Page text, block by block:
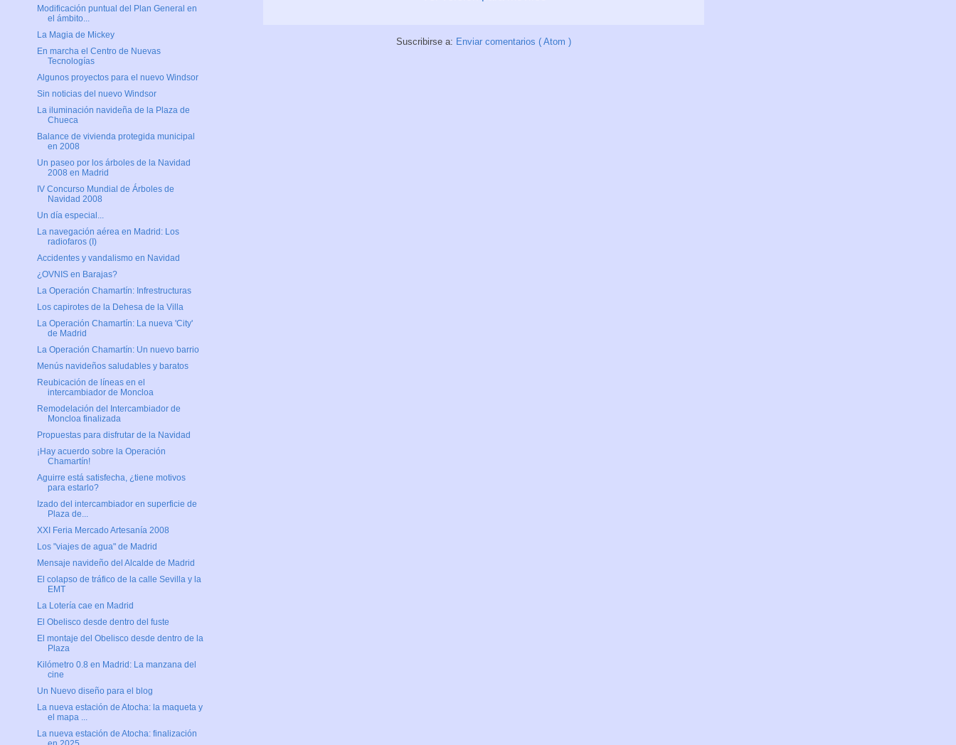
Suscribirse a: Enviar comentarios ( Atom )
Modificación puntual del Plan General en
el ámbito...
La Magia de Mickey
En marcha el Centro de Nuevas
Tecnologías
Algunos proyectos para el nuevo Windsor
Sin noticias del nuevo Windsor
La iluminación navideña de la Plaza de
Chueca
Balance de vivienda protegida municipal
en 2008
Un paseo por los árboles de la Navidad
2008 en Madrid
IV Concurso Mundial de Árboles de
Navidad 2008
Un día especial...
La navegación aérea en Madrid: Los
radiofaros (I)
Accidentes y vandalismo en Navidad
¿OVNIS en Barajas?
La Operación Chamartín: Infrestructuras
Los capirotes de la Dehesa de la Villa
La Operación Chamartín: La nueva 'City'
de Madrid
La Operación Chamartín: Un nuevo barrio
Menús navideños saludables y baratos
Reubicación de líneas en el
intercambiador de Moncloa
Remodelación del Intercambiador de
Moncloa finalizada
Propuestas para disfrutar de la Navidad
¡Hay acuerdo sobre la Operación
Chamartín!
Aguirre está satisfecha, ¿tiene motivos
para estarlo?
Izado del intercambiador en superficie de
Plaza de...
XXI Feria Mercado Artesanía 2008
Los "viajes de agua" de Madrid
Mensaje navideño del Alcalde de Madrid
El colapso de tráfico de la calle Sevilla y la
EMT
La Lotería cae en Madrid
El Obelisco desde dentro del fuste
El montaje del Obelisco desde dentro de la
Plaza
Kilómetro 0.8 en Madrid: La manzana del
cine
Un Nuevo diseño para el blog
La nueva estación de Atocha: la maqueta y
el mapa ...
La nueva estación de Atocha: finalización